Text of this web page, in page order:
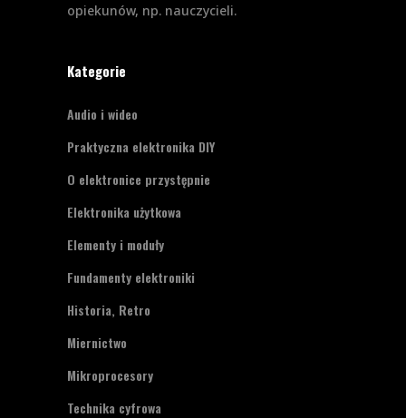
opiekunów, np. nauczycieli.
Kategorie
Audio i wideo
Praktyczna elektronika DIY
O elektronice przystępnie
Elektronika użytkowa
Elementy i moduły
Fundamenty elektroniki
Historia, Retro
Miernictwo
Mikroprocesory
Technika cyfrowa